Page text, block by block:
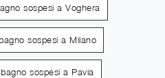
sospesi a Voghera
sospesi a Milano
sospesi a Pavia